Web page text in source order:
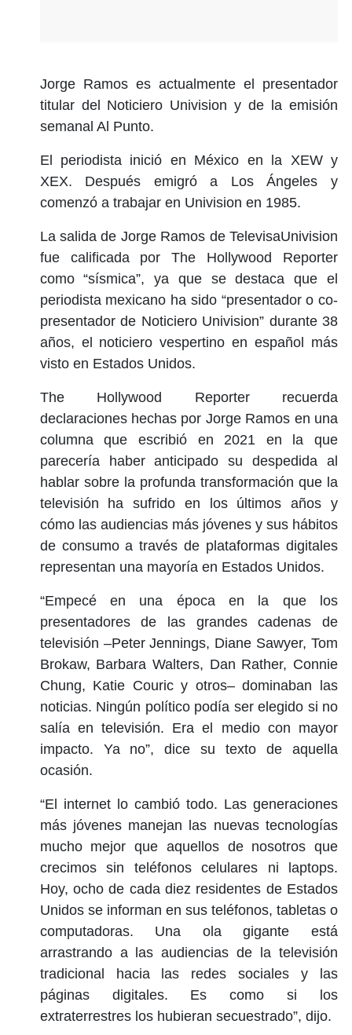
Jorge Ramos es actualmente el presentador
titular del Noticiero Univision y de la emisión
semanal Al Punto.
El periodista inició en México en la XEW y
XEX. Después emigró a Los Ángeles y
comenzó a trabajar en Univision en 1985.
La salida de Jorge Ramos de TelevisaUnivision
fue calificada por The Hollywood Reporter
como “sísmica”, ya que se destaca que el
periodista mexicano ha sido “presentador o co-
presentador de Noticiero Univision” durante 38
años, el noticiero vespertino en español más
visto en Estados Unidos.
The Hollywood Reporter recuerda
declaraciones hechas por Jorge Ramos en una
columna que escribió en 2021 en la que
parecería haber anticipado su despedida al
hablar sobre la profunda transformación que la
televisión ha sufrido en los últimos años y
cómo las audiencias más jóvenes y sus hábitos
de consumo a través de plataformas digitales
representan una mayoría en Estados Unidos.
“Empecé en una época en la que los
presentadores de las grandes cadenas de
televisión –Peter Jennings, Diane Sawyer, Tom
Brokaw, Barbara Walters, Dan Rather, Connie
Chung, Katie Couric y otros– dominaban las
noticias. Ningún político podía ser elegido si no
salía en televisión. Era el medio con mayor
impacto. Ya no”, dice su texto de aquella
ocasión.
“El internet lo cambió todo. Las generaciones
más jóvenes manejan las nuevas tecnologías
mucho mejor que aquellos de nosotros que
crecimos sin teléfonos celulares ni laptops.
Hoy, ocho de cada diez residentes de Estados
Unidos se informan en sus teléfonos, tabletas o
computadoras. Una ola gigante está
arrastrando a las audiencias de la televisión
tradicional hacia las redes sociales y las
páginas digitales. Es como si los
extraterrestres los hubieran secuestrado”, dijo.